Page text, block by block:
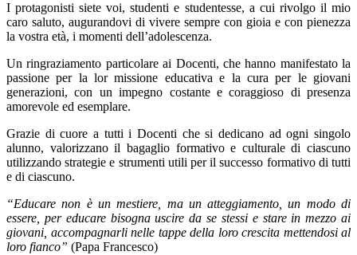
I protagonisti siete voi, studenti e studentesse, a cui rivolgo il mio
caro saluto, augurandovi di vivere sempre con gioia e con pienezza
la vostra età, i momenti dell’adolescenza.
Un ringraziamento particolare ai Docenti, che hanno manifestato la
passione per la lor missione educativa e la cura per le giovani
generazioni, con un impegno costante e coraggioso di presenza
amorevole ed esemplare.
Grazie di cuore a tutti i Docenti che si dedicano ad ogni singolo
alunno, valorizzano il bagaglio formativo e culturale di ciascuno
utilizzando strategie e strumenti utili per il successo formativo di tutti
e di ciascuno.
“Educare non è un mestiere, ma un atteggiamento, un modo di
essere, per educare bisogna uscire da se stessi e stare in mezzo ai
giovani, accompagnarli nelle tappe della loro crescita mettendosi al
loro fianco” (Papa Francesco)